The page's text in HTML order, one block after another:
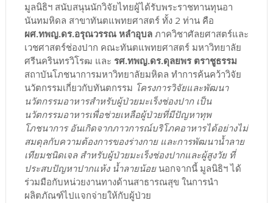
มูลนิธิฯ สนับสนุนนักวิจัยไทยผู้ได้รับพระราชทานทุนอา
นันทมหิดล สาขาทันตแพทยศาสตร์ ทั้ง 2 ท่าน คือ
ผศ.ทพญ.ดร.อรุณวรรณ หลำอุบลภาควิชาศัลยศาสตร์และ
เวชศาสตร์ช่องปาก คณะทันตแพทยศาสตร์ มหาวิทยาลัย
ศรีนครินทรวิโรฒ และ รศ.ทพญ.ดร.ดุลยพร ตราชูธรรม
สถาบันโภชนาการมหาวิทยาลัยมหิดล ทำการค้นคว้าวิจัย
นวัตกรรมเกี่ยวกับทันตกรรม โครงการวิจัยและพัฒนา
นวัตกรรมอาหารสำหรับผู้ป่วยมะเร็งช่องปาก เป็น
นวัตกรรมอาหารเพื่อช่วยเหลือผู้ป่วยที่มีปัญหาทุพ
โภชนาการ อันเกิดจากภาวการณ์บริโภคอาหารได้อย่างไม่
สมดุลกับความต้องการของร่างกาย และการพัฒนาน้ำลาย
เทียมชนิดเจล สำหรับผู้ป่วยมะเร็งช่องปากและผู้สูงวัย ที่
ประสบปัญหาปากแห้ง น้ำลายน้อย นอกจากนี้ มูลนิธิฯ ได้
ร่วมมือกับหน่วยงานทางด้านสาธารณสุข ในการนำ
ผลิตภัณฑ์ไปแจกจ่ายให้กับผู้ป่วย